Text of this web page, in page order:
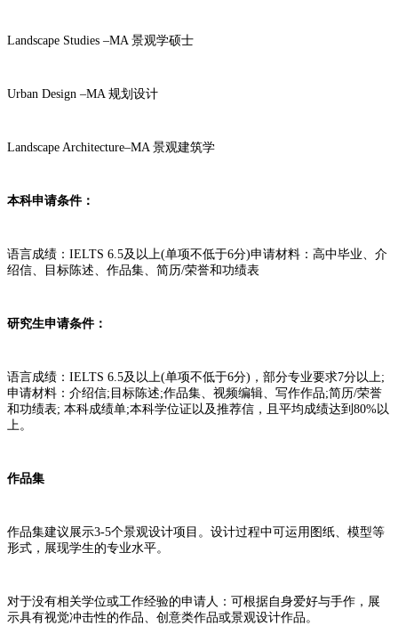
Landscape Studies –MA 景观学硕士
Urban Design –MA 规划设计
Landscape Architecture–MA 景观建筑学
本科申请条件：
语言成绩：IELTS 6.5及以上(单项不低于6分)申请材料：高中毕业、介
绍信、目标陈述、作品集、简历/荣誉和功绩表
研究生申请条件：
语言成绩：IELTS 6.5及以上(单项不低于6分)，部分专业要求7分以上;
申请材料：介绍信;目标陈述;作品集、视频编辑、写作作品;简历/荣誉
和功绩表; 本科成绩单;本科学位证以及推荐信，且平均成绩达到80%以
上。
作品集
作品集建议展示3-5个景观设计项目。设计过程中可运用图纸、模型等
形式，展现学生的专业水平。
对于没有相关学位或工作经验的申请人：可根据自身爱好与手作，展
示具有视觉冲击性的作品、创意类作品或景观设计作品。